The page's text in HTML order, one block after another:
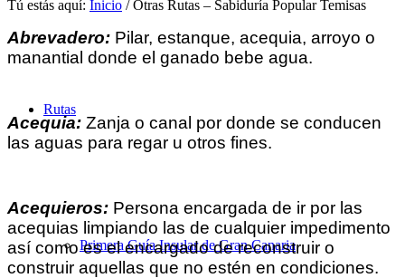
Rutas
Primera Guía Insular de Gran Canaria
Tú estás aquí: Inicio / Otras Rutas – Sabiduría Popular Temisas
Abrevadero: Pilar, estanque, acequia, arroyo o
manantial donde el ganado bebe agua.
Acequia: Zanja o canal por donde se conducen
las aguas para regar u otros fines.
Acequieros: Persona encargada de ir por las
acequias limpiando las de cualquier impedimento
así como es el encargado de reconstruir o
construir aquellas que no estén en condiciones.